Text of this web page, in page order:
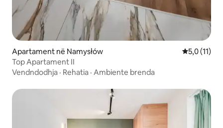
Apartament në Namysłów Vlerësimi
5,0 (11)
Top Apartament II
Vendndodhja · Rehatia · Ambiente brenda